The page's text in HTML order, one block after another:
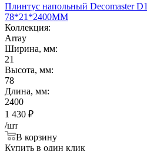
Плинтус напольный Decomaster
78*21*2400ММ
Коллекция:
Array
Ширина, мм:
21
Высота, мм:
78
Длина, мм:
2400
1 430 ₽
/шт
В корзину
Купить в один клик